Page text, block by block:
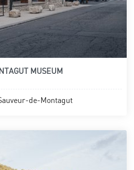
MUSEUM
de-Montagut